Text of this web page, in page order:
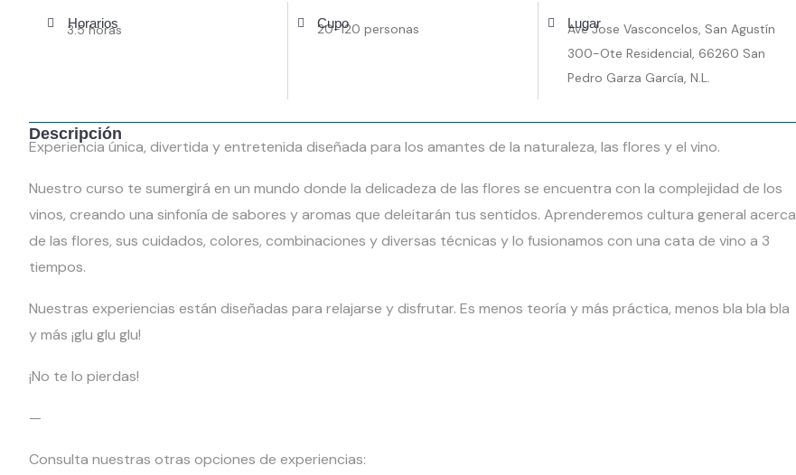
Horarios
3.5 horas Cupo
20-120 personas Lugar
Ave Jose Vasconcelos, San Agustín
300-Ote Residencial, 66260 San
Pedro Garza García, N.L.
Descripción
Experiencia única, divertida y entretenida diseñada para los amantes de la naturaleza, las flores y el vino.
Nuestro curso te sumergirá en un mundo donde la delicadeza de las flores se encuentra con la complejidad de los
vinos, creando una sinfonía de sabores y aromas que deleitarán tus sentidos. Aprenderemos cultura general acerca
de las flores, sus cuidados, colores, combinaciones y diversas técnicas y lo fusionamos con una cata de vino a 3
tiempos.
Nuestras experiencias están diseñadas para relajarse y disfrutar. Es menos teoría y más práctica, menos bla bla bla
y más ¡glu glu glu!
¡No te lo pierdas!
—
Consulta nuestras otras opciones de experiencias: